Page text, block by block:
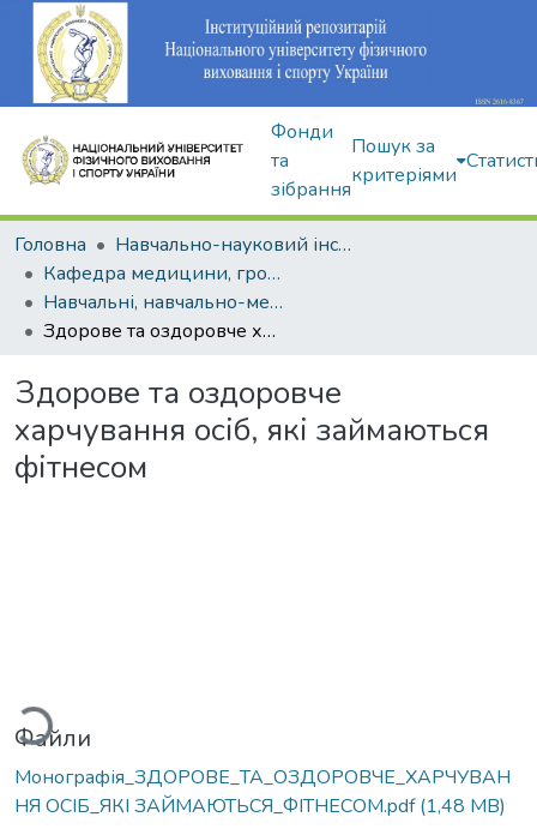
Фонди
та
зібрання
Пошук за
критеріями
Головна
Навчально-науковий інститут здоров'я, реабілітації та фізичного виховання
Кафедра медицини, громадського здоров'я та екології спорту
Навчальні, навчально-методичні видання
Здорове та оздоровче харчування осіб, які займаються фітнесом
Здорове та оздоровче
харчування осіб, які займаються
фітнесом
Вантажиться...
Файли
Монографія_ЗДОРОВЕ_ТА_ОЗДОРОВЧЕ_ХАРЧУВАН
НЯ ОСІБ_ЯКІ ЗАЙМАЮТЬСЯ_ФІТНЕСОМ.pdf(1,48 MB)